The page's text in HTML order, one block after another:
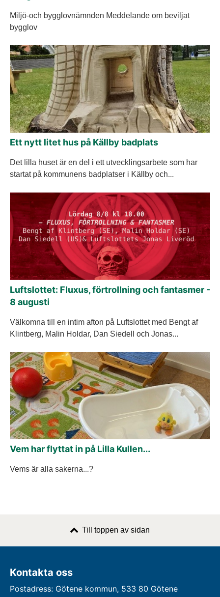
Miljö-och bygglovnämnden Meddelande om beviljat
bygglov
Ett nytt litet hus på Källby badplats
Det lilla huset är en del i ett utvecklingsarbete som har
startat på kommunens badplatser i Källby och...
Luftslottet: Fluxus, förtrollning och fantasmer -
8 augusti
Välkomna till en intim afton på Luftslottet med Bengt af
Klintberg, Malin Holdar, Dan Siedell och Jonas...
Vem har flyttat in på Lilla Kullen...
Vems är alla sakerna...?
Till toppen av sidan
Kontakta oss
Postadress: Götene kommun, 533 80 Götene